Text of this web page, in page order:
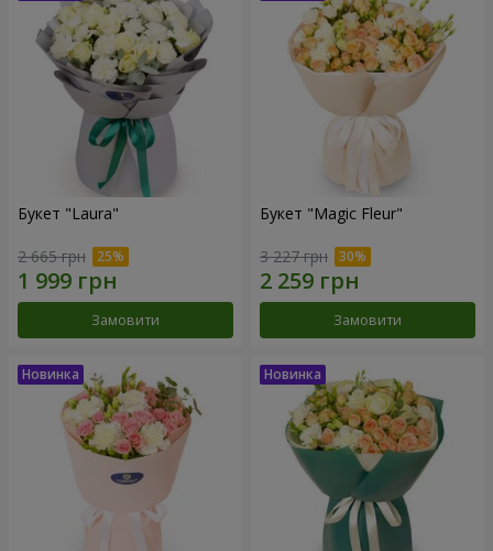
Букет "Laura"
2 665 грн
Замовити
Букет "Magic Fleur"
3 227 грн
Замовити